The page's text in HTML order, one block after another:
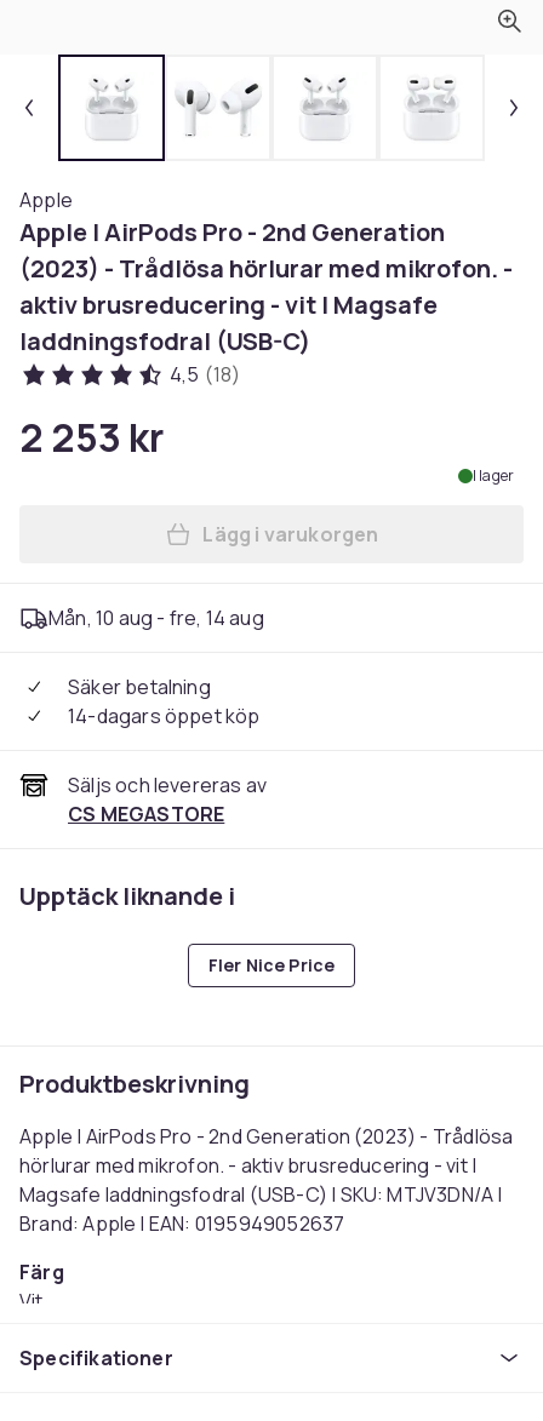
Apple
Apple | AirPods Pro - 2nd Generation
(2023) - Trådlösa hörlurar med mikrofon. -
aktiv brusreducering - vit | Magsafe
laddningsfodral (USB-C)
4,5 (18)
2 253 kr
I lager
Lägg till Apple | AirPods
Lägg i varukorgen
Mån, 10 aug - fre, 14 aug
Säker betalning
14-dagars öppet köp
Säljs och levereras av
CS MEGASTORE
Upptäck liknande i
Fler Nice Price
Produktbeskrivning
Apple | AirPods Pro - 2nd Generation (2023) - Trådlösa
hörlurar med mikrofon. - aktiv brusreducering - vit |
Magsafe laddningsfodral (USB-C) | SKU: MTJV3DN/A |
Brand: Apple | EAN: 0195949052637
Färg
Vit
Trådlös
Specifikationer